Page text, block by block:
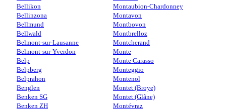
Bellikon
Bellinzona
Bellmund
Bellwald
Belmont-sur-Lausanne
Belmont-sur-Yverdon
Belp
Belpberg
Belprahon
Benglen
Benken SG
Benken ZH
Montaubion-Chardonney
Montavon
Montbovon
Montbrelloz
Montcherand
Monte
Monte Carasso
Monteggio
Montenol
Montet (Broye)
Montet (Glâne)
Montévraz